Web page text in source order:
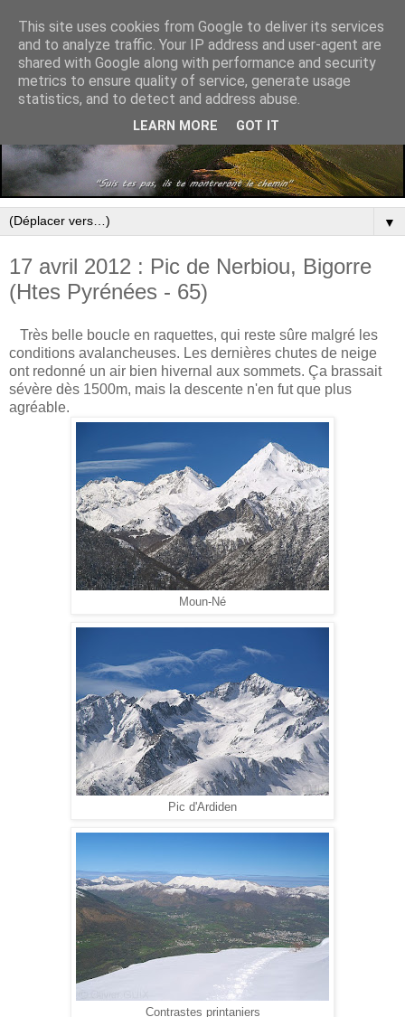
▼
17 avril 2012 : Pic de Nerbiou, Bigorre
(Htes Pyrénées - 65)
Très belle boucle en raquettes, qui reste sûre malgré les
conditions avalancheuses. Les dernières chutes de neige
ont redonné un air bien hivernal aux sommets. Ça brassait
sévère dès 1500m, mais la descente n'en fut que plus
agréable.
Moun-Né
Pic d'Ardiden
Contrastes printaniers
This site uses cookies from Google to deliver its services
and to analyze traffic. Your IP address and user-agent are
shared with Google along with performance and security
metrics to ensure quality of service, generate usage
statistics, and to detect and address abuse.
LEARN MORE GOT IT